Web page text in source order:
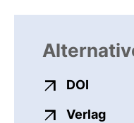
DOI
Verlag